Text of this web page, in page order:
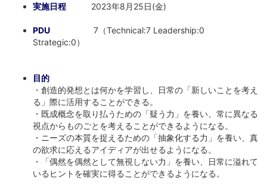
実施日程 2023年8月25日(金)
PDU 7（Technical:7 Leadership:0
Strategic:0）
目的
・創造的発想とは何かを学習し、日常の「新しいことを考え
る」際に活用することができる。
・既成概念を取り払うための「疑う力」を養い、常に異なる
視点からものごとを考えることができるようになる。
・ニーズの本質を捉えるための「抽象化する力」を養い、真
の欲求に応えるアイディアが出せるようになる。
・「偶然を偶然として無視しない力」を養い、日常に溢れて
いるヒントを確実に得ることができるようになる。